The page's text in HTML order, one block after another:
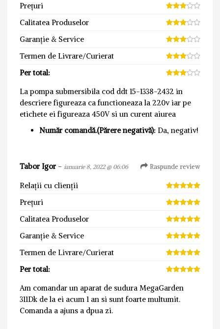
Prețuri
Calitatea Produselor
Garanție & Service
Termen de Livrare/Curierat
Per total:
La pompa submersibila cod ddt 15-1338-2432 in
descriere figureaza ca functioneaza la 220v iar pe
etichete ei figureaza 450V si un curent aiurea
Număr comandă.(Părere negativă): Da, negativ!
Tabor Igor - ianuarie 8, 2022 @ 06:06 Raspunde review
Relații cu clienții
Prețuri
Calitatea Produselor
Garanție & Service
Termen de Livrare/Curierat
Per total:
Am comandar un aparat de sudura MegaGarden
311Dk de la ei acum 1 an si sunt foarte multumit.
Comanda a ajuns a dpua zi.